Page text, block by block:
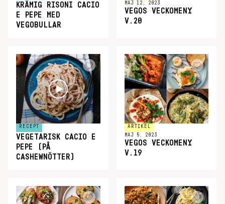
KRÄMIG RISONI CACIO
E PEPE MED
VEGOBULLAR
MAJ 12, 2023
VEGOS VECKOMENY
V.20
RECEPT
VEGETARISK CACIO E
PEPE (PÅ
CASHEWNÖTTER)
ARTIKEL
MAJ 5, 2023
VEGOS VECKOMENY
V.19